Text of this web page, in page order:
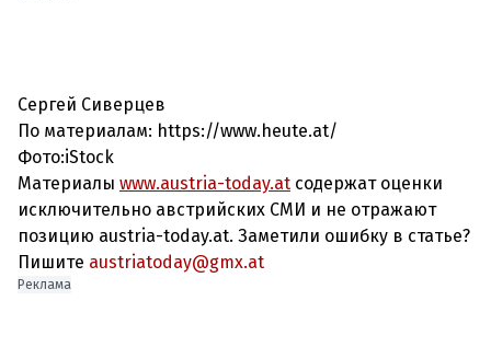
Сергей Сиверцев
По материалам: https://www.heute.at/
Фото:iStock
Материалы www.austria-today.at содержат оценки
исключительно австрийских СМИ и не отражают
позицию austria-today.at. Заметили ошибку в статье?
Пишите austriatoday@gmx.at
Реклама